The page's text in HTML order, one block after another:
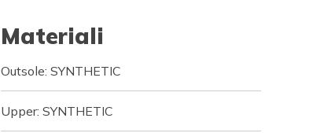
Materiali
Outsole: SYNTHETIC
Upper: SYNTHETIC